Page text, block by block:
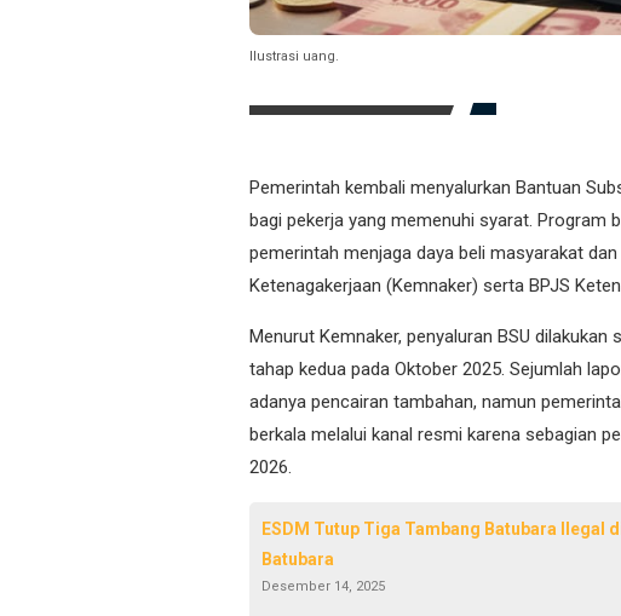
Ilustrasi uang.
Pemerintah kembali menyalurkan Bantuan
bagi pekerja yang memenuhi syarat. Program
pemerintah menjaga daya beli masyarakat
Ketenagakerjaan (Kemnaker) serta BPJS
Menurut Kemnaker, penyaluran BSU
tahap kedua pada Oktober 2025. Sejumlah
adanya pencairan tambahan, namun
berkala melalui kanal resmi karena sebagian
2026.
ESDM Tutup Tiga Tambang Batubara Ilegal
Batubara
Desember 14, 2025